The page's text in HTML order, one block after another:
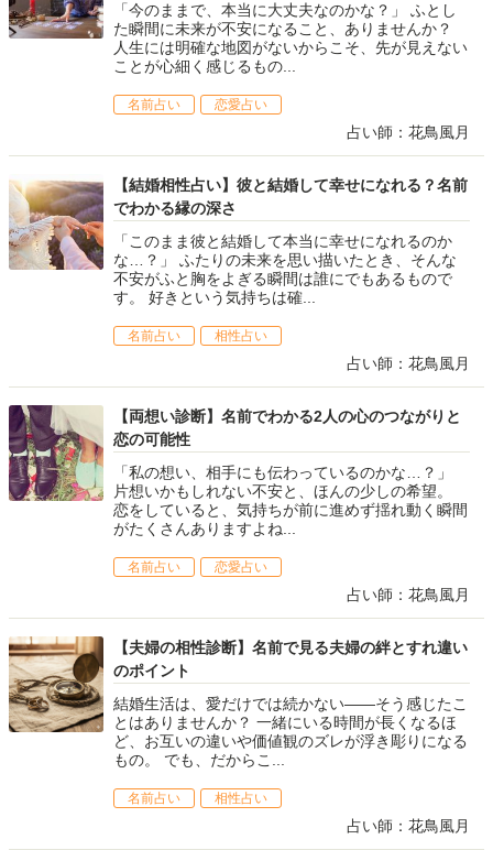
「今のままで、本当に大丈夫なのかな？」 ふとし
た瞬間に未来が不安になること、ありませんか？
人生には明確な地図がないからこそ、先が見えない
ことが心細く感じるもの...
名前占い 恋愛占い
占い師：花鳥風月
【結婚相性占い】彼と結婚して幸せになれる？名前
でわかる縁の深さ
「このまま彼と結婚して本当に幸せになれるのか
な…？」 ふたりの未来を思い描いたとき、そんな
不安がふと胸をよぎる瞬間は誰にでもあるもので
す。 好きという気持ちは確...
名前占い 相性占い
占い師：花鳥風月
【両想い診断】名前でわかる2人の心のつながりと
恋の可能性
「私の想い、相手にも伝わっているのかな…？」
片想いかもしれない不安と、ほんの少しの希望。
恋をしていると、気持ちが前に進めず揺れ動く瞬間
がたくさんありますよね...
名前占い 恋愛占い
占い師：花鳥風月
【夫婦の相性診断】名前で見る夫婦の絆とすれ違い
のポイント
結婚生活は、愛だけでは続かない――そう感じたこ
とはありませんか？ 一緒にいる時間が長くなるほ
ど、お互いの違いや価値観のズレが浮き彫りになる
もの。 でも、だからこ...
名前占い 相性占い
占い師：花鳥風月